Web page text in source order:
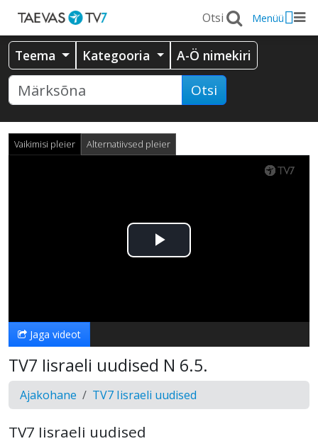
Menüü
Teema Kategooria A-Ö nimekiri
Otsi
Vaikimisi pleier Alternatiivsed pleier
Esita
Jaga videot
TV7 Iisraeli uudised N 6.5.
Ajakohane TV7 Iisraeli uudised
TV7 Iisraeli uudised